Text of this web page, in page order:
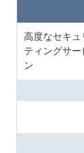
高度なセキュ
ティングサ
ン